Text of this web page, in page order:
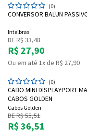
(0)
CONVERSOR BALUN
Intelbras
DE R$ 33,48
R$ 27,90
Ou em até 1x de R$ 27,90
(0)
CABO MINI DISPLAYPORT
CABOS GOLDEN
Cabos Golden
DE R$ 55,51
R$ 36,51